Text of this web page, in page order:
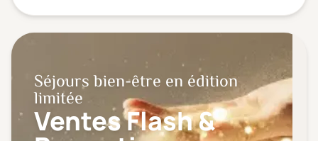
Séjours bien-être en édition
limitée
Ventes Flash &